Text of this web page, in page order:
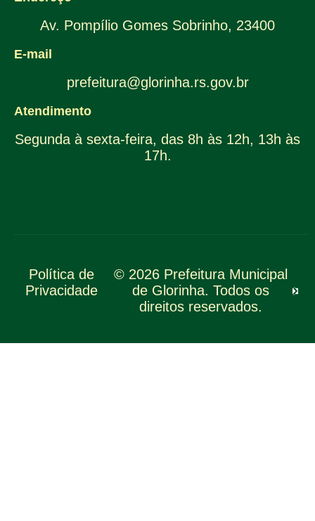
Av. Pompílio Gomes Sobrinho, 23400
E-mail
prefeitura@glorinha.rs.gov.br
Atendimento
Segunda à sexta-feira, das 8h às 12h, 13h às
17h.
Política de
Privacidade
© 2026 Prefeitura Municipal
de Glorinha. Todos os
direitos reservados.